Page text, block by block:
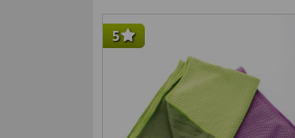
“alles sehr gut”
hilfreich (1) nicht
27.04.2015
5